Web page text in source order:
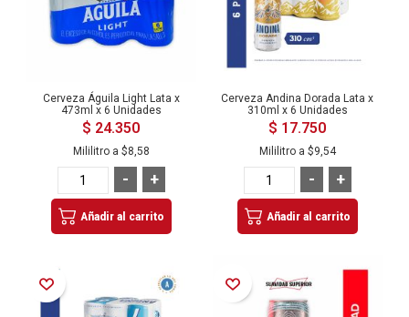
Cerveza Águila Light Lata x
473ml x 6 Unidades
$ 24.350
Mililitro a $8,58
+
-
Añadir al carrito
Cerveza Andina Dorada Lata x
310ml x 6 Unidades
$ 17.750
Mililitro a $9,54
+
-
Añadir al carrito
Añadir a la Lista de Deseos Añadir a la Lista de Deseos